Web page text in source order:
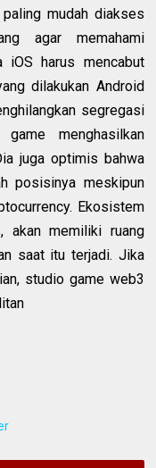
mudah diakses
agar memahami
iOS harus mencabut
dilakukan Android
segregasi
menghasilkan
juga optimis bahwa
posisinya meskipun
Ekosistem
akan memiliki ruang
saat itu terjadi. Jika
studio game web3